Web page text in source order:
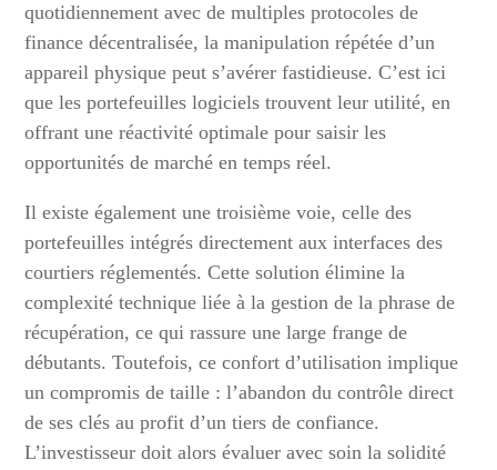
quotidiennement avec de multiples protocoles de
finance décentralisée, la manipulation répétée d’un
appareil physique peut s’avérer fastidieuse. C’est ici
que les portefeuilles logiciels trouvent leur utilité, en
offrant une réactivité optimale pour saisir les
opportunités de marché en temps réel.
Il existe également une troisième voie, celle des
portefeuilles intégrés directement aux interfaces des
courtiers réglementés. Cette solution élimine la
complexité technique liée à la gestion de la phrase de
récupération, ce qui rassure une large frange de
débutants. Toutefois, ce confort d’utilisation implique
un compromis de taille : l’abandon du contrôle direct
de ses clés au profit d’un tiers de confiance.
L’investisseur doit alors évaluer avec soin la solidité